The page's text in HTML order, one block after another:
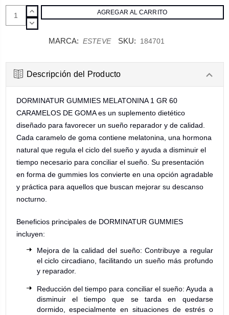
AUMENTAR
CANTIDAD:
DISMINUIR
MARCA: ESTEVE SKU: 184701
Descripción del Producto
DORMINATUR GUMMIES MELATONINA 1 GR 60
CARAMELOS DE GOMA es un suplemento dietético
diseñado para favorecer un sueño reparador y de calidad.
Cada caramelo de goma contiene melatonina, una hormona
natural que regula el ciclo del sueño y ayuda a disminuir el
tiempo necesario para conciliar el sueño. Su presentación
en forma de gummies los convierte en una opción agradable
y práctica para aquellos que buscan mejorar su descanso
nocturno.
Beneficios principales de DORMINATUR GUMMIES
incluyen:
Mejora de la calidad del sueño: Contribuye a regular
el ciclo circadiano, facilitando un sueño más profundo
y reparador.
Reducción del tiempo para conciliar el sueño: Ayuda a
disminuir el tiempo que se tarda en quedarse
dormido, especialmente en situaciones de estrés o